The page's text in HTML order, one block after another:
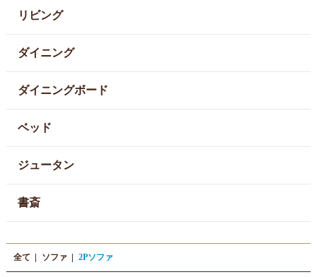
リビング
ダイニング
ダイニングボード
ベッド
ジュータン
書斎
全て | ソファ | 2Pソファ